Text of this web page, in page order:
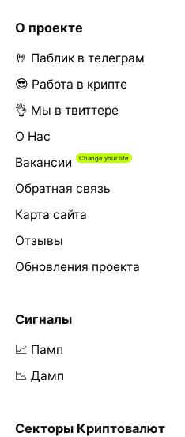
О проекте
🤘 Паблик в телеграм
😎 Работа в крипте
👌 Мы в твиттере
О Нас
Вакансии
Обратная связь
Карта сайта
Отзывы
Обновления проекта
Сигналы
📈 Памп
📉 Дамп
Секторы Криптовалют